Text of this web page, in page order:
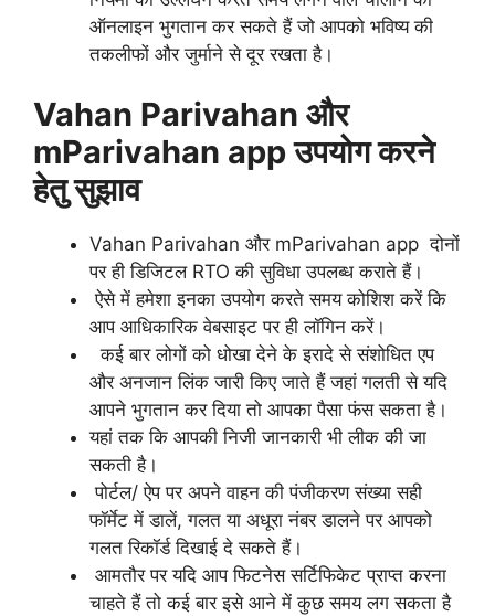
ऑनलाइन भुगतान कर सकते हैं जो आपको भविष्य की
तकलीफों और जुर्माने से दूर रखता है।
Vahan Parivahan और
mParivahan app उपयोग करने
हेतु सुझाव
Vahan Parivahan और mParivahan app दोनों
पर ही डिजिटल RTO की सुविधा उपलब्ध कराते हैं।
ऐसे में हमेशा इनका उपयोग करते समय कोशिश करें कि
आप आधिकारिक वेबसाइट पर ही लॉगिन करें।
कई बार लोगों को धोखा देने के इरादे से संशोधित एप
और अनजान लिंक जारी किए जाते हैं जहां गलती से यदि
आपने भुगतान कर दिया तो आपका पैसा फंस सकता है।
यहां तक कि आपकी निजी जानकारी भी लीक की जा
सकती है।
पोर्टल/ ऐप पर अपने वाहन की पंजीकरण संख्या सही
फॉर्मेट में डालें, गलत या अधूरा नंबर डालने पर आपको
गलत रिकॉर्ड दिखाई दे सकते हैं।
आमतौर पर यदि आप फिटनेस सर्टिफिकेट प्राप्त करना
चाहते हैं तो कई बार इसे आने में कुछ समय लग सकता है